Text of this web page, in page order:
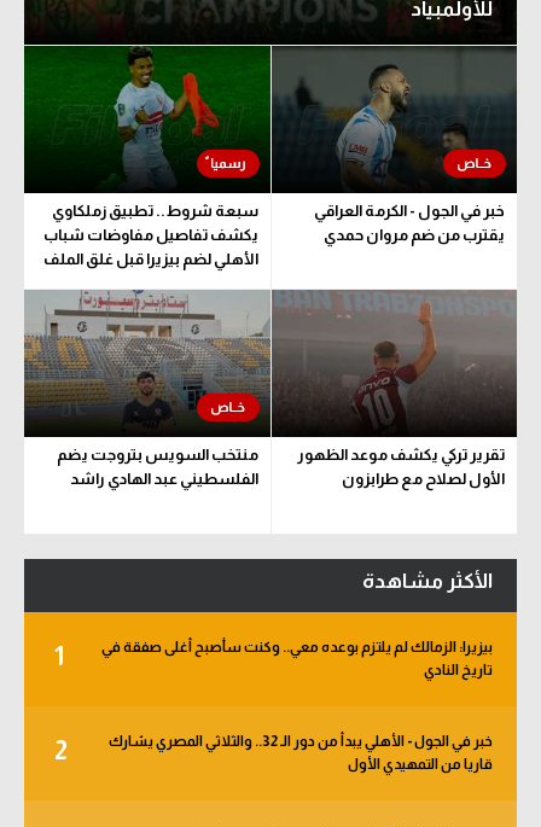
للأولمبياد
خبر في الجول - الكرمة العراقي
يقترب من ضم مروان حمدي
سبعة شروط.. تطبيق زملكاوي
يكشف تفاصيل مفاوضات شباب
الأهلي لضم بيزيرا قبل غلق الملف
تقرير تركي يكشف موعد الظهور
الأول لصلاح مع طرابزون
منتخب السويس بتروجت يضم
الفلسطيني عبد الهادي راشد
الأكثر مشاهدة
1
بيزيرا: الزمالك لم يلتزم بوعده معي.. وكنت سأصبح أغلى صفقة في
تاريخ النادي
2
خبر في الجول - الأهلي يبدأ من دور الـ 32.. والثلاثي المصري يشارك
قاريا من التمهيدي الأول